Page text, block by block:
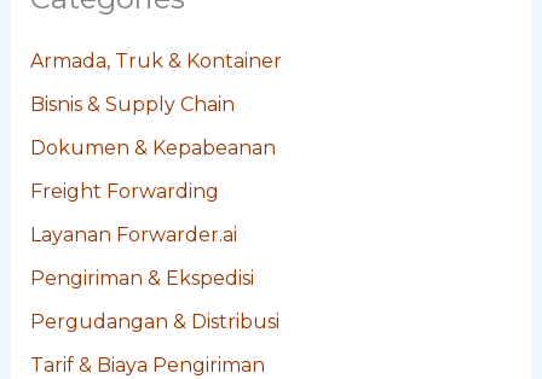
Armada, Truk & Kontainer
Bisnis & Supply Chain
Dokumen & Kepabeanan
Freight Forwarding
Layanan Forwarder.ai
Pengiriman & Ekspedisi
Pergudangan & Distribusi
Tarif & Biaya Pengiriman